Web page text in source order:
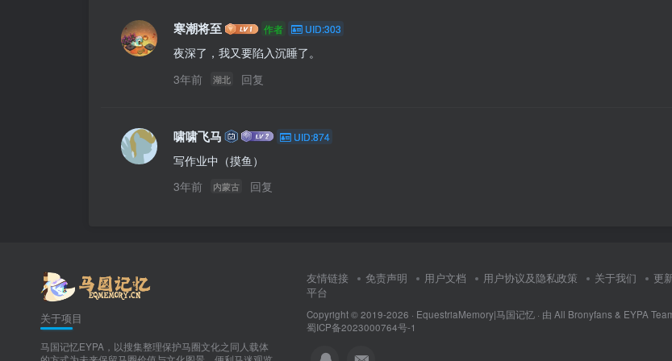
寒潮将至 作者 UID:303
夜深了，我又要陷入沉睡了。
3年前
湖北 回复
啸啸飞马 UID:874
写作业中（摸鱼）
3年前
内蒙古 回复
关于项目
马国记忆EYPA，以搜集整理保护马圈文化之同人载体
友情链接 免责声明 用户文档 用户协议及隐私政策 关于我们 更
平台
Copyright © 2019-2026 · EquestriaMemory|马国记忆 · 由 All Bronyfans & EYPA
蜀ICP备2023000764号-1